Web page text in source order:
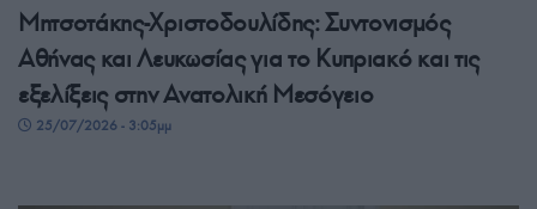
Μητσοτάκης-Χριστοδουλίδης: Συντονισμός
Αθήνας και Λευκωσίας για το Κυπριακό και τις
εξελίξεις στην Ανατολική Μεσόγειο
25/07/2026 - 3:05μμ